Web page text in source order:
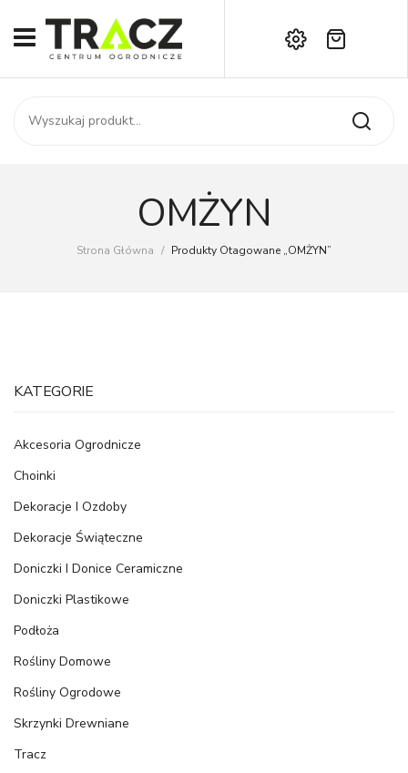
START
SKLEP
Moje konto
Kontakt
Brak produktów w koszyku.
OMŻYN
Strona Główna / Produkty Otagowane „OMŻYN”
KATEGORIE
Akcesoria Ogrodnicze
Choinki
Dekoracje I Ozdoby
Dekoracje Świąteczne
Doniczki I Donice Ceramiczne
Doniczki Plastikowe
Podłoża
Rośliny Domowe
Rośliny Ogrodowe
Skrzynki Drewniane
Tracz